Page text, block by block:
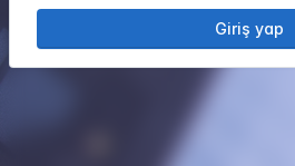
Giriş yap